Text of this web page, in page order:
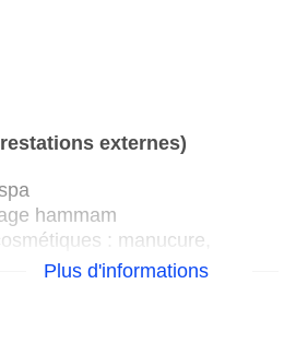
externes)
hammam
: manucure,
Plus d'informations